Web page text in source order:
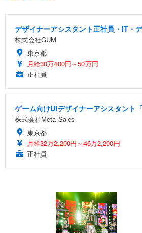
デザイナーアシスタント正社員・IT・
株式会社GUM
東京都
月給30万400円～50万円
正社員
ゲーム向けUIデザイナーアシスタント
株式会社Meta Sales
東京都
月給32万2,200円～46万2,200円
正社員